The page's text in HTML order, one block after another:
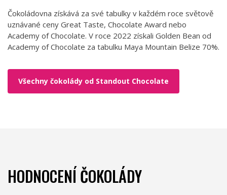
Čokoládovna získává za své tabulky v každém roce světově
uznávané ceny Great Taste, Chocolate Award nebo
Academy of Chocolate. V roce 2022 získali Golden Bean od
Academy of Chocolate za tabulku Maya Mountain Belize 70%.
Všechny čokolády od Standout Chocolate
HODNOCENÍ ČOKOLÁDY